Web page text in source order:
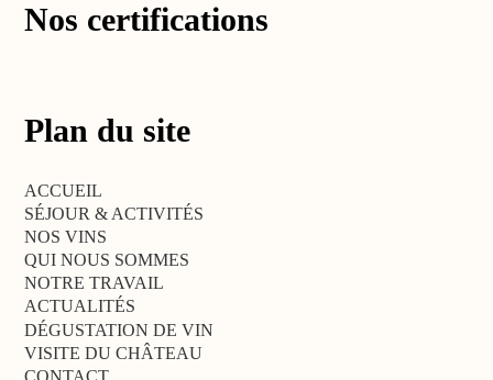
Nos certifications
Plan du site
ACCUEIL
SÉJOUR & ACTIVITÉS
NOS VINS
QUI NOUS SOMMES
NOTRE TRAVAIL
ACTUALITÉS
DÉGUSTATION DE VIN
VISITE DU CHÂTEAU
CONTACT